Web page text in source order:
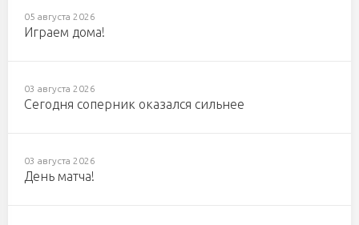
05 августа 2026
Играем дома!
03 августа 2026
Сегодня соперник оказался сильнее
03 августа 2026
День матча!